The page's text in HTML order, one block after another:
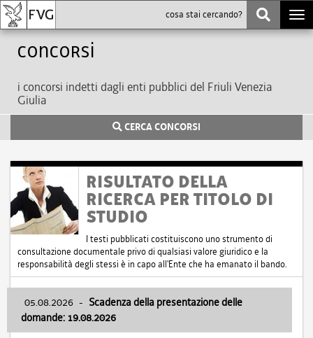
Concorsi
i concorsi indetti dagli enti pubblici del Friuli Venezia
Giulia
CERCA CONCORSI
RISULTATO DELLA
RICERCA PER TITOLO DI
STUDIO
I testi pubblicati costituiscono uno strumento di
consultazione documentale privo di qualsiasi valore giuridico e la
responsabilità degli stessi è in capo all'Ente che ha emanato il bando.
05.08.2026 - Scadenza della presentazione delle
domande: 19.08.2026